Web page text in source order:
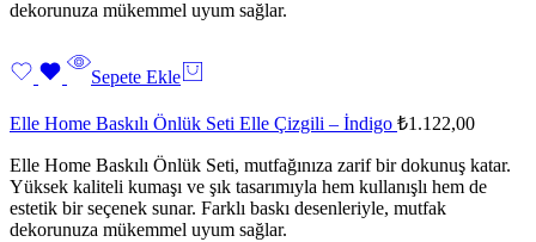
dekorunuza mükemmel uyum sağlar.
Sepete Ekle
Elle Home Baskılı Önlük Seti Elle Çizgili – İndigo ₺1.122,00
Elle Home Baskılı Önlük Seti, mutfağınıza zarif bir dokunuş katar.
Yüksek kaliteli kumaşı ve şık tasarımıyla hem kullanışlı hem de
estetik bir seçenek sunar. Farklı baskı desenleriyle, mutfak
dekorunuza mükemmel uyum sağlar.